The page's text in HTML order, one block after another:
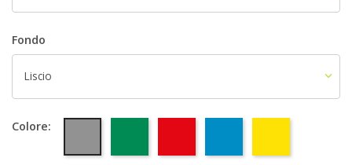
Fondo
Liscio
Colore: Grigio